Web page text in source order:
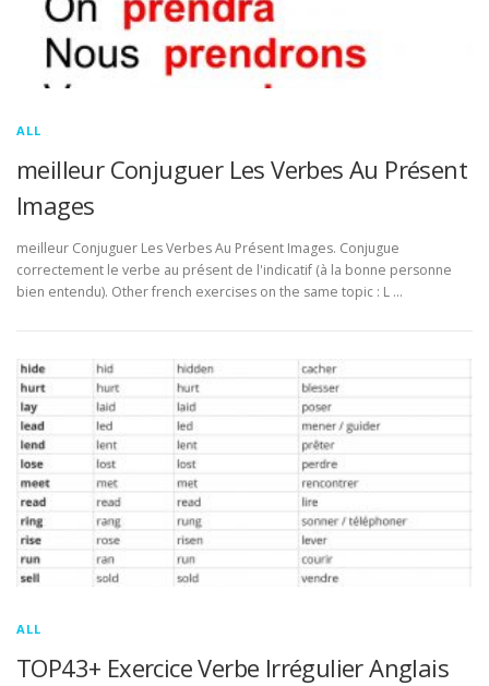
ALL
meilleur Conjuguer Les Verbes Au Présent
Images
meilleur Conjuguer Les Verbes Au Présent Images. Conjugue
correctement le verbe au présent de l'indicatif (à la bonne personne
bien entendu). Other french exercises on the same topic : L …
ALL
TOP43+ Exercice Verbe Irrégulier Anglais